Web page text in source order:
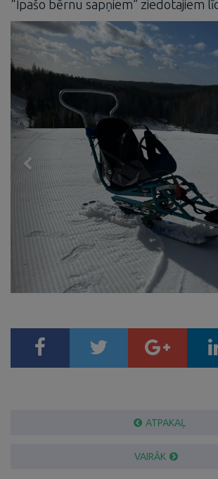
“Īpašo bērnu sapņiem” ziedotajiem
ATPAKAĻ
VAIRĀK